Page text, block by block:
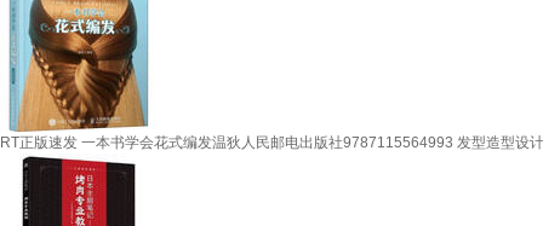
RT正版速发 一本书学会花式编发温狄人民邮电出版社9787115564993 发型造型设